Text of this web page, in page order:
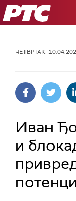
РТС
ЧЕТВРТАК,
Иван
и